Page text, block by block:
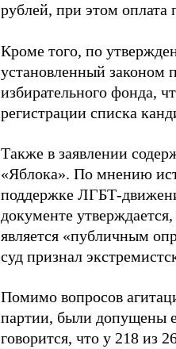
рублей, при этом оплата
Кроме того, по
установленный законом
избирательного фонда,
регистрации списка
Также в заявлении
«Яблока». По мнению
поддержке ЛГБТ-
документе
является «публичным
суд признал
Помимо вопросов
партии, были допущены
говорится, что у 218 из